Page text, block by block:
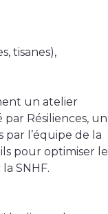
tisanes),
un atelier
Résiliences, un
l’équipe de la
pour optimiser le
SNHF.